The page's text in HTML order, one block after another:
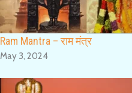
Ram Mantra – राम मंत्र
May 3, 2024